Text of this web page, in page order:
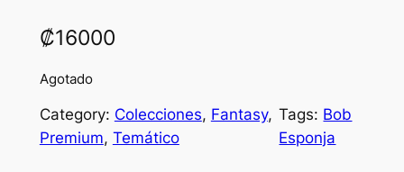
₡16000
Agotado
Category: Colecciones, Fantasy
Premium, Temático
Tags: Bob
Esponja